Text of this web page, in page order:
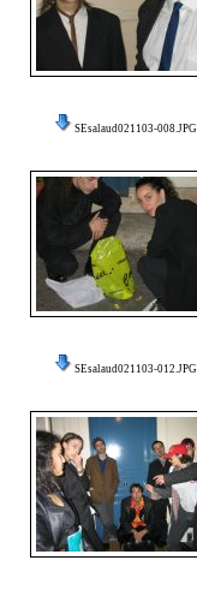
SEsalaud021103-008.JPG
SEsalaud021103-012.JPG